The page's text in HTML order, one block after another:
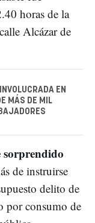
horas de la
Alcázar de
EN
MÁS DE MIL
sorprendido
de instruirse
delito de
por consumo de